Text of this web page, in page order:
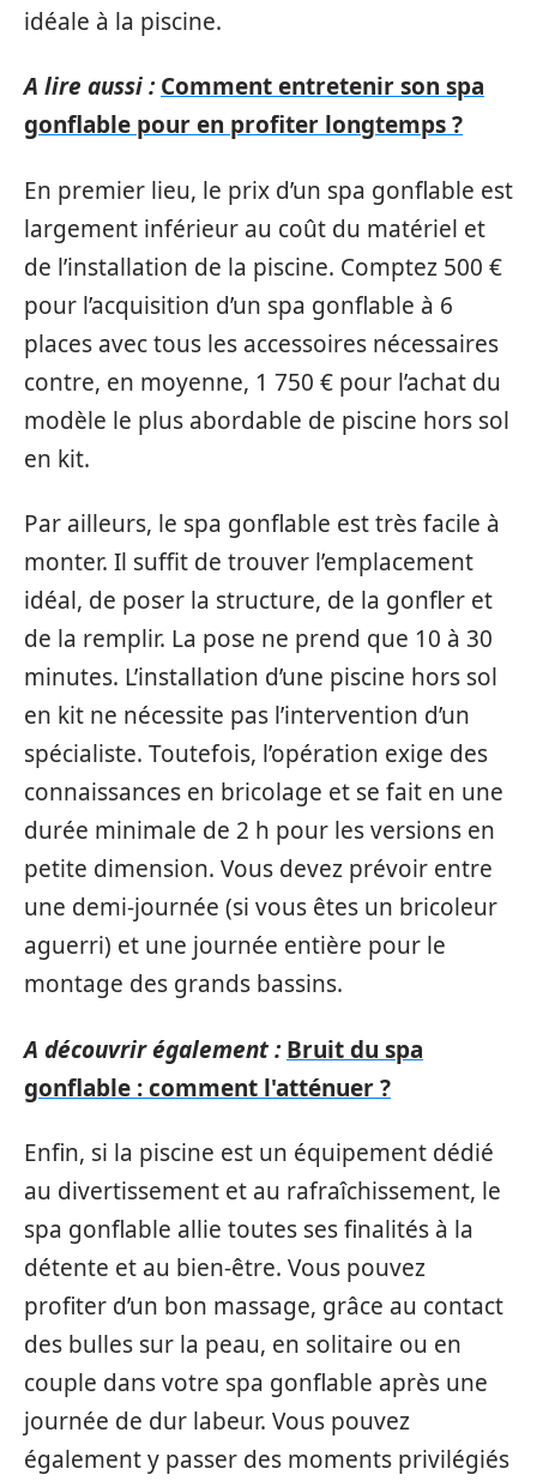
idéale à la piscine.
A lire aussi : Comment entretenir son spa
gonflable pour en profiter longtemps ?
En premier lieu, le prix d’un spa gonflable est
largement inférieur au coût du matériel et
de l’installation de la piscine. Comptez 500 €
pour l’acquisition d’un spa gonflable à 6
places avec tous les accessoires nécessaires
contre, en moyenne, 1 750 € pour l’achat du
modèle le plus abordable de piscine hors sol
en kit.
Par ailleurs, le spa gonflable est très facile à
monter. Il suffit de trouver l’emplacement
idéal, de poser la structure, de la gonfler et
de la remplir. La pose ne prend que 10 à 30
minutes. L’installation d’une piscine hors sol
en kit ne nécessite pas l’intervention d’un
spécialiste. Toutefois, l’opération exige des
connaissances en bricolage et se fait en une
durée minimale de 2 h pour les versions en
petite dimension. Vous devez prévoir entre
une demi-journée (si vous êtes un bricoleur
aguerri) et une journée entière pour le
montage des grands bassins.
A découvrir également : Bruit du spa
gonflable : comment l'atténuer ?
Enfin, si la piscine est un équipement dédié
au divertissement et au rafraîchissement, le
spa gonflable allie toutes ses finalités à la
détente et au bien-être. Vous pouvez
profiter d’un bon massage, grâce au contact
des bulles sur la peau, en solitaire ou en
couple dans votre spa gonflable après une
journée de dur labeur. Vous pouvez
également y passer des moments privilégiés